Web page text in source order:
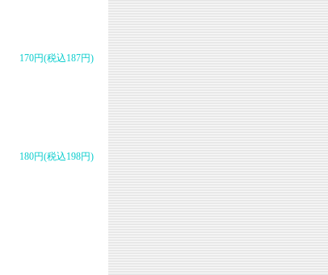
170円(税込187円)
180円(税込198円)